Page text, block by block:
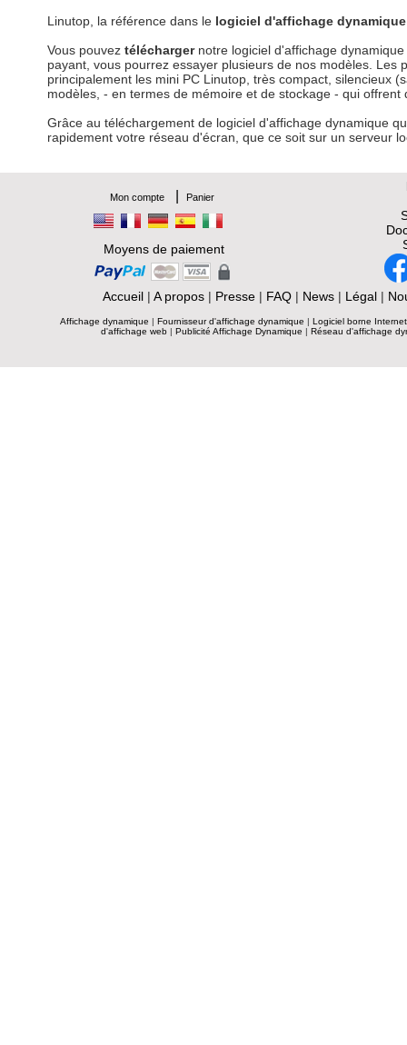
Linutop, la référence dans le logiciel d'affichage dynamique
Vous pouvez téléchargernotre logiciel d'affichage
payant, vous pourrez essayer plusieurs de nos modèles.
principalement les mini PC Linutop, très compact, silencieux
modèles, - en termes de mémoire et de stockage - qui
Grâce au téléchargement de logiciel d'affichage dynamique
rapidement votre réseau d'écran, que ce soit sur un serveur
Mon compte| Panier
Moyens de paiement
Accueil| A propos| Presse| FAQ| News| Légal|
Affichage dynamique | Fournisseur d'affichage dynamique | Logiciel borne
d'affichage web | Publicité Affichage Dynamique | Réseau d'affichage